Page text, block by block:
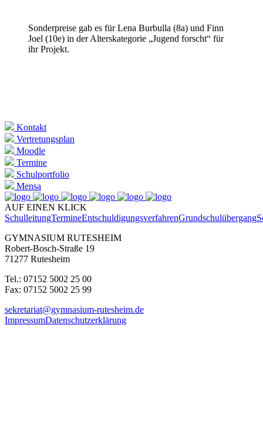
Sonderpreise gab es für Lena Burbulla (8a) und Finn
Joel (10e) in der Alterskategorie „Jugend forscht“ für
ihr Projekt.
Kontakt
Vertretungsplan
Moodle
Termine
Schulportfolio
Mensa
AUF EINEN KLICK
SchulleitungTermineEntschuldigungsverfahrenGrundschulübergang
GYMNASIUM RUTESHEIM
Robert-Bosch-Straße 19
71277 Rutesheim
Tel.: 07152 5002 25 00
Fax: 07152 5002 25 99
sekretariat@gymnasium-rutesheim.de
ImpressumDatenschutzerklärung